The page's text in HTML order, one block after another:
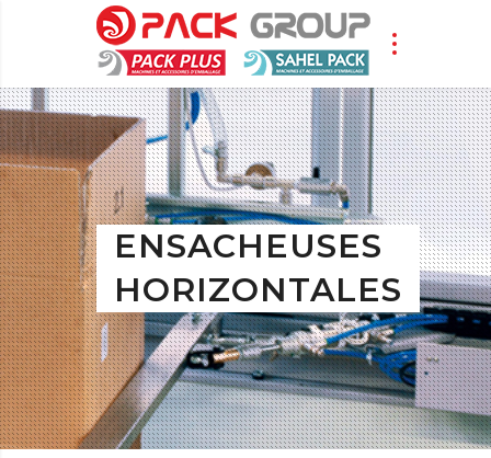
ENSACHEUSES
HORIZONTALES